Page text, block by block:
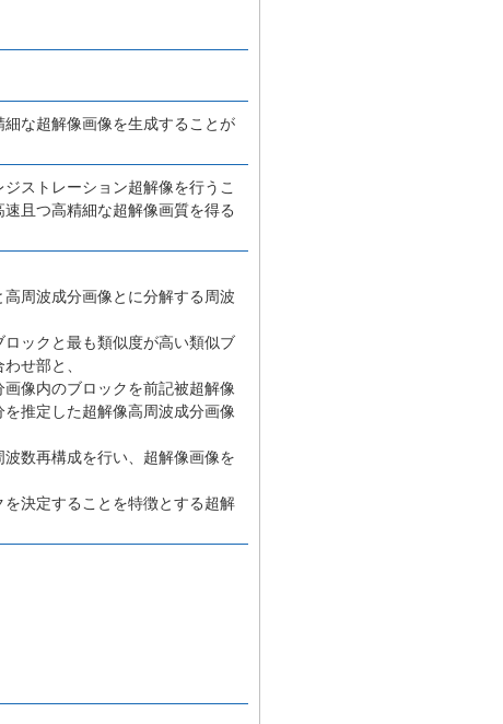
な超解像画像を生成することが
ストレーション超解像を行うこ
且つ高精細な超解像画質を得る
周波成分画像とに分解する周波
ックと最も類似度が高い類似ブ
せ部と、
像内のブロックを前記被超解像
推定した超解像高周波成分画像
数再構成を行い、超解像画像を
決定することを特徴とする超解